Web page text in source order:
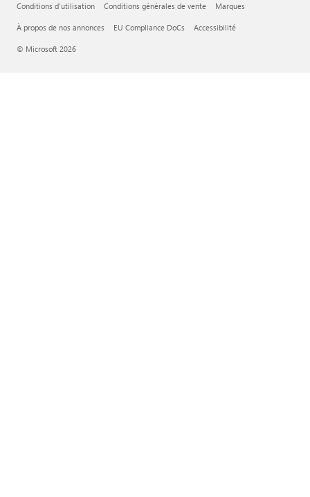
Conditions d'utilisation Conditions générales de vente Marques
À propos de nos annonces EU Compliance DoCs Accessibilité
© Microsoft 2026